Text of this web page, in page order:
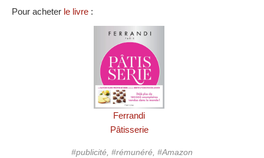
Pour acheter le livre :
Ferrandi
Pâtisserie
#publicité, #rémunéré, #Amazon